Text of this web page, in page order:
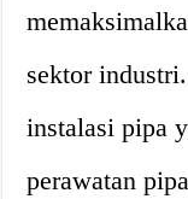
sektor
instalasi pipa
perawatan